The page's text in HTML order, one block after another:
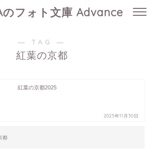
のフォト文庫 Advance
― TAG ―
紅葉の京都
紅葉の京都2025
2025年11月30日
都